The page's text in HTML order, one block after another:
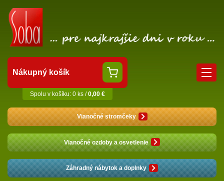
Nákupný košík
Spolu v košíku: 0 ks /0,00 €
Vianočné stromčeky
Vianočné ozdoby a osvetlenie
Záhradný nábytok a doplnky